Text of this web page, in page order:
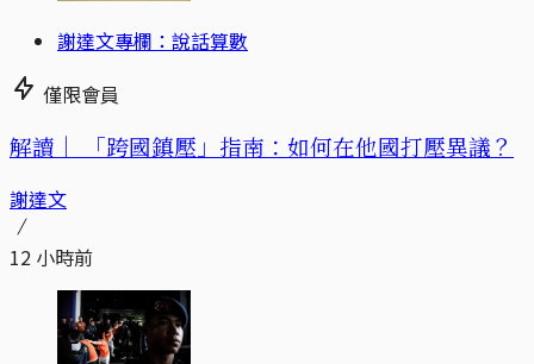
謝達文專欄：說話算數
僅限會員
解讀｜ 「跨國鎮壓」指南：如何在他國打壓異議？
謝達文
12 小時前